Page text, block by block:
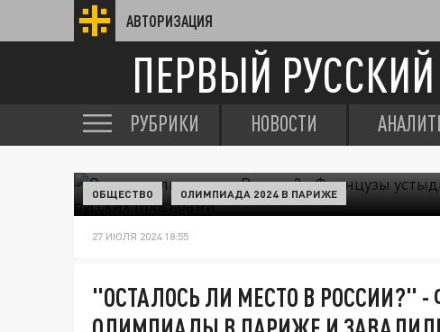
АВТОРИЗАЦИЯ
ПЕРВЫЙ РУССКИЙ
РУБРИКИ НОВОСТИ
ОБЩЕСТВО ОЛИМПИАДА 2024 В ПАРИЖЕ
27 ИЮЛЯ 2024 18:55
"ОСТАЛОСЬ ЛИ МЕСТО В РОССИИ?"